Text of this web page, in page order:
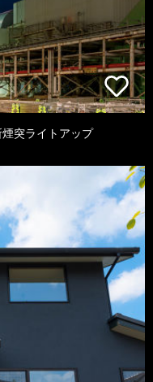
突ライトアップ